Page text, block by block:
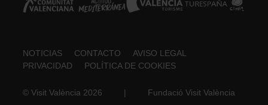
Footer
about
NOTICIAS CONTACTO
AVISO LEGAL
PRIVACIDAD
POLÍTICA DE COOKIES
© Visit València 2026 | Fundació Visit València